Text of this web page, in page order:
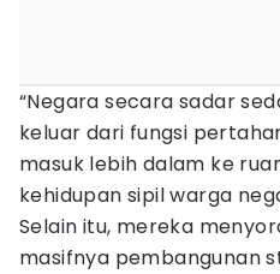
“Negara secara sadar
keluar dari fungsi
masuk lebih dalam ke
kehidupan sipil warga
Selain itu, mereka
masifnya pembangunan